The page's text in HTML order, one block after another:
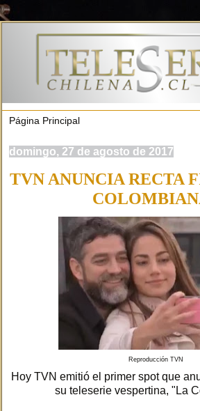
domingo, 27 de agosto de 2017
TVN ANUNCIA RECTA
Reproducción TVN
Hoy TVN emitió el primer spot que
su teleserie vespertina, "La